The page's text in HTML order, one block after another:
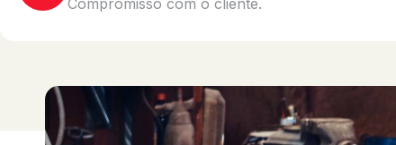
Compromisso com o cliente.